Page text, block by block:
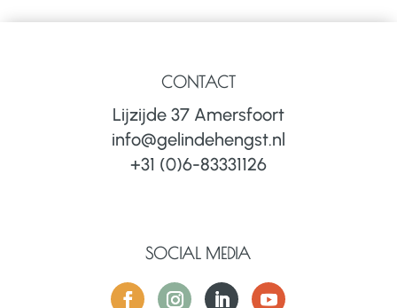
CONTACT
Lijzijde 37 Amersfoort
info@gelindehengst.nl
+31 (0)6-83331126
SOCIAL MEDIA